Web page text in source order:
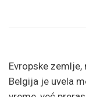
Evropske
Belgija je uvela